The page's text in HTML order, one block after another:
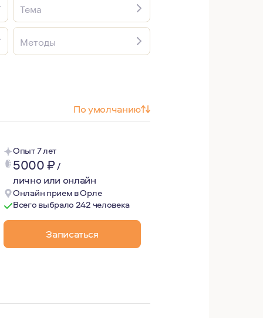
Тема
Методы
По умолчанию
Опыт 7 лет
5000₽/
лично или онлайн
Онлайн прием в Орле
Всего выбрало 242 человека
Записаться
инструмент, с помощью которого я более
саморегуляции и социальной адаптации (тревога,